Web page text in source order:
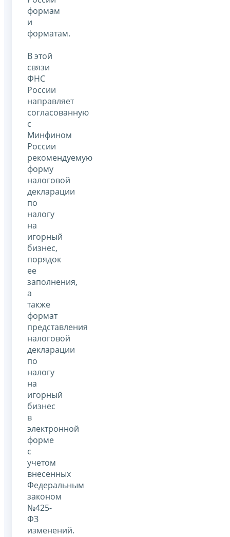
формам
и
форматам.
В этой
связи
ФНС
России
направляет
согласованную
с
Минфином
России
рекомендуемую
форму
налоговой
декларации
по
налогу
на
игорный
бизнес,
порядок
ее
заполнения,
а
также
формат
представления
налоговой
декларации
по
налогу
на
игорный
бизнес
в
электронной
форме
с
учетом
внесенных
Федеральным
законом
№425-
ФЗ
изменений.